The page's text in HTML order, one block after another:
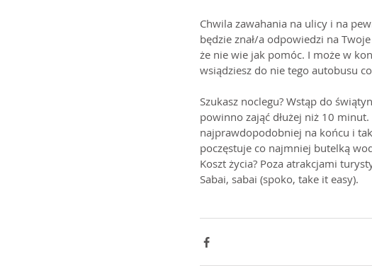
Chwila zawahania na ulicy i na
będzie znał/a odpowiedzi na
że nie wie jak pomóc. I może w
wsiądziesz do nie tego autobusu
Szukasz noclegu? Wstąp do
powinno zająć dłużej niż 10
najprawdopodobniej na końcu i
poczęstuje co najmniej butelką
Koszt życia? Poza atrakcjami
Sabai, sabai (spoko, take it easy).